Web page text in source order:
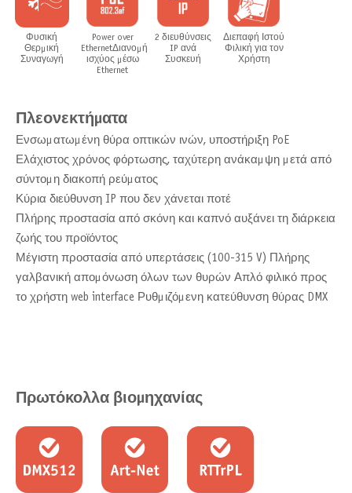
Φυσική
Θερμική
Συναγωγή
Power over
EthernetΔιανομή
ισχύος μέσω
Ethernet
2 διευθύνσεις
IP ανά
Συσκευή
Διεπαφή Ιστού
Φιλική για τον
Χρήστη
Πλεονεκτήματα
Ενσωματωμένη θύρα οπτικών ινών, υποστήριξη PoE
Ελάχιστος χρόνος φόρτωσης, ταχύτερη ανάκαμψη μετά από
σύντομη διακοπή ρεύματος
Κύρια διεύθυνση IP που δεν χάνεται ποτέ
Πλήρης προστασία από σκόνη και καπνό αυξάνει τη διάρκεια
ζωής του προϊόντος
Μέγιστη προστασία από υπερτάσεις (100-315 V) Πλήρης
γαλβανική απομόνωση όλων των θυρών Απλό φιλικό προς
το χρήστη web interface Ρυθμιζόμενη κατεύθυνση θύρας DMX
Πρωτόκολλα βιομηχανίας